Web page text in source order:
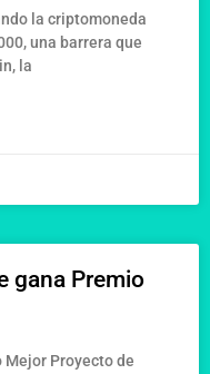
la criptomoneda
una barrera que
la
gana Premio
Mejor Proyecto de